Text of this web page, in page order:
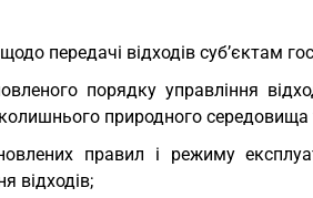
передачі відходів суб’єктам
порядку управління
природного середовища
правил і режиму
відходів;